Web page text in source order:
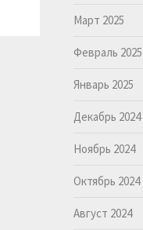
Март 2025
Февраль 2025
Январь 2025
Декабрь 2024
Ноябрь 2024
Октябрь 2024
Август 2024